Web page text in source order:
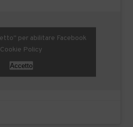
per abilitare Facebook
Cookie Policy
Accetto